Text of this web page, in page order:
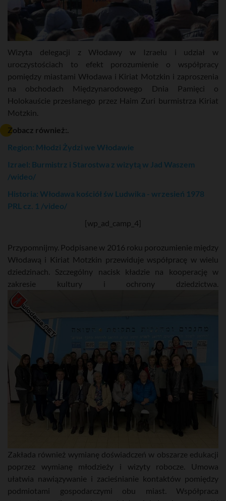
Wizyta delegacji z Włodawy w Izraelu i udział w
uroczystościach to efekt porozumienie o współpracy
pomiędzy miastami Włodawa i Kiriat Motzkin i zaproszenia
na obchodach Międzynarodowego Dnia Pamięci o
Holokauście przesłanego przez Haim Zuri burmistrza Kiriat
Motzkin.
Zobacz również:.
Region: Młodzi Żydzi we Włodawie
Izrael: Burmistrz i Starostwa z wizytą w Jad Waszem
/wideo/
Historia: Włodawa kościół św Ludwika - wrzesień 1978
PRL cz. 1 /video/
[wp_ad_camp_4]
Przypomnijmy. Podpisane w 2016 roku porozumienie między
Włodawą i Kiriat Motzkin przewiduje współpracę w wielu
dziedzinach. Szczególny nacisk kładzie na kooperację w
zakresie kultury i ochrony dziedzictwa.
Zakłada również wymianę doświadczeń w obszarze edukacji
poprzez wymianę młodzieży i wizyty robocze. Umowa
ułatwia nawiązywanie i zacieśnianie kontaktów pomiędzy
podmiotami gospodarczymi obu miast. Współpraca